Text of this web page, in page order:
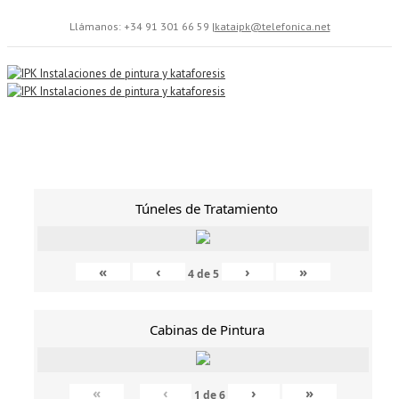
Llámanos: +34 91 301 66 59 |kataipk@telefonica.net
Túneles de Tratamiento
« ‹ 4de5 › »
Cabinas de Pintura
« ‹ 1 de6 › »